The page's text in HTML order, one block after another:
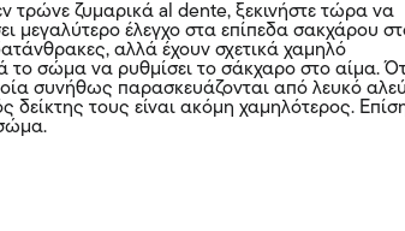
τρώνε ζυμαρικά al dente, ξεκινήστε τώρα να
μεγαλύτερο έλεγχο στα επίπεδα σακχάρου
αλλά έχουν σχετικά χαμηλό
το σώμα να ρυθμίσει το σάκχαρο στο αίμα.
συνήθως παρασκευάζονται από λευκό
δείκτης τους είναι ακόμη χαμηλότερος.